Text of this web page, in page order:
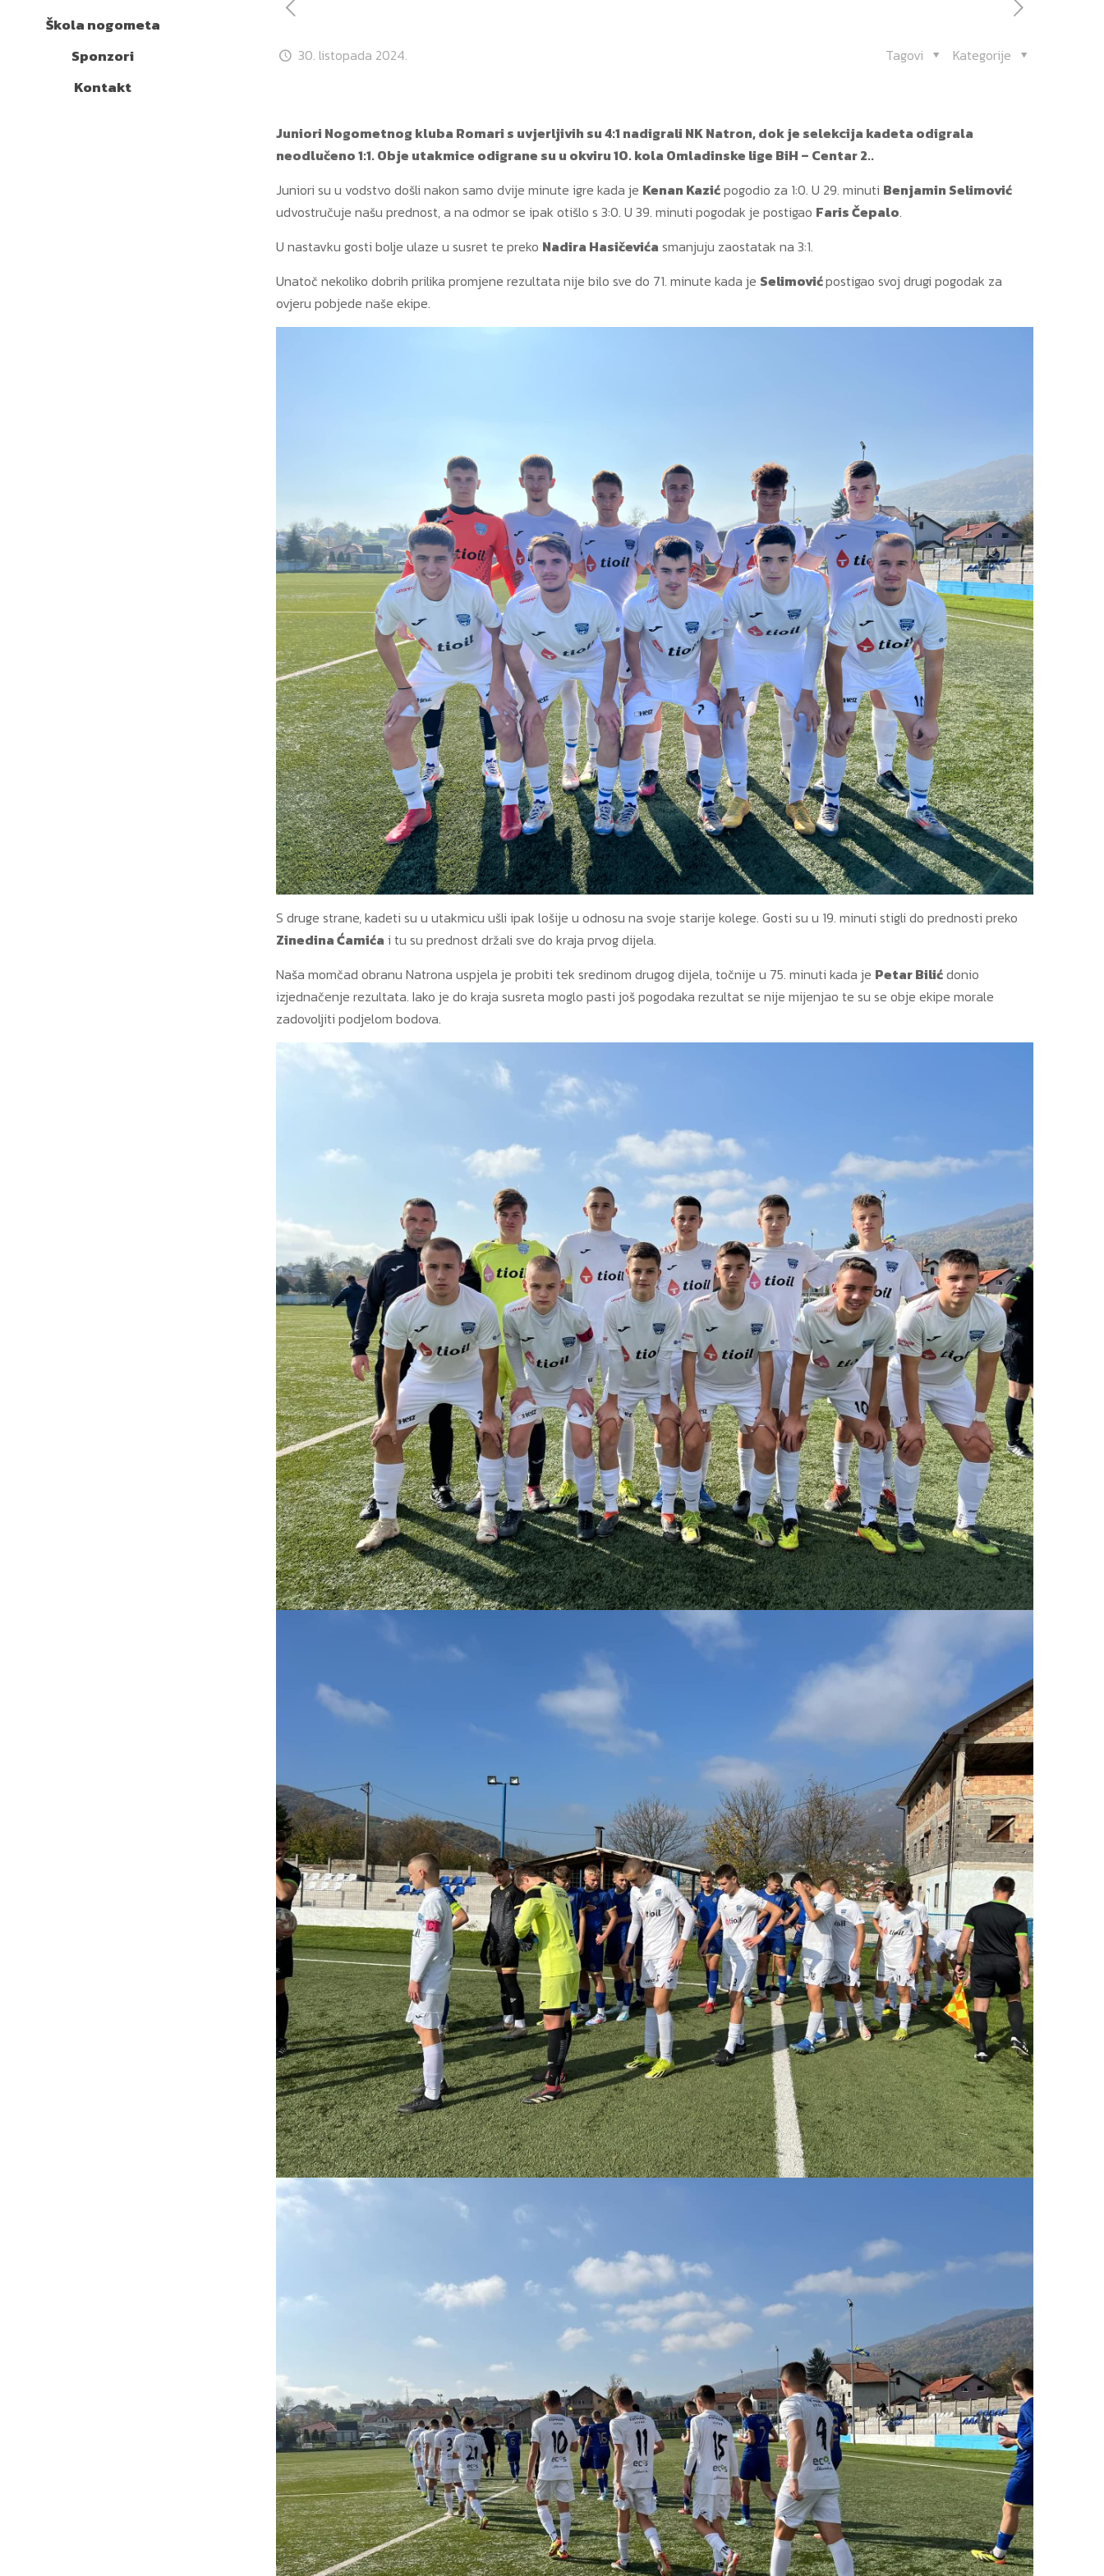
Škola nogometa
Sponzori
Kontakt
30. listopada 2024. Kategorije
Tagovi
Juniori Nogometnog kluba Romari s uvjerljivih su 4:1 nadigrali NK Natron, dok je selekcija kadeta odigrala
neodlučeno 1:1. Obje utakmice odigrane su u okviru 10. kola Omladinske lige BiH – Centar 2..
Juniori su u vodstvo došli nakon samo dvije minute igre kada je Kenan Kazićpogodio za 1:0. U 29. minuti Benjamin Selimović
udvostručuje našu prednost, a na odmor se ipak otišlo s 3:0. U 39. minuti pogodak je postigao Faris Čepalo.
U nastavku gosti bolje ulaze u susret te preko Nadira Hasičevića smanjuju zaostatak na 3:1.
Unatoč nekoliko dobrih prilika promjene rezultata nije bilo sve do 71. minute kada je Selimovićpostigao svoj drugi pogodak za
ovjeru pobjede naše ekipe.
S druge strane, kadeti su u utakmicu ušli ipak lošije u odnosu na svoje starije kolege. Gosti su u 19. minuti stigli do prednosti preko
Zinedina Ćamića i tu su prednost držali sve do kraja prvog dijela.
Naša momčad obranu Natrona uspjela je probiti tek sredinom drugog dijela, točnije u 75. minuti kada je Petar Bilićdonio
izjednačenje rezultata. Iako je do kraja susreta moglo pasti još pogodaka rezultat se nije mijenjao te su se obje ekipe morale
zadovoljiti podjelom bodova.